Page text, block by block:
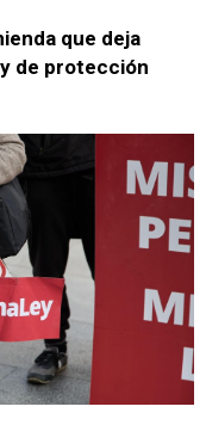
que deja
de protección